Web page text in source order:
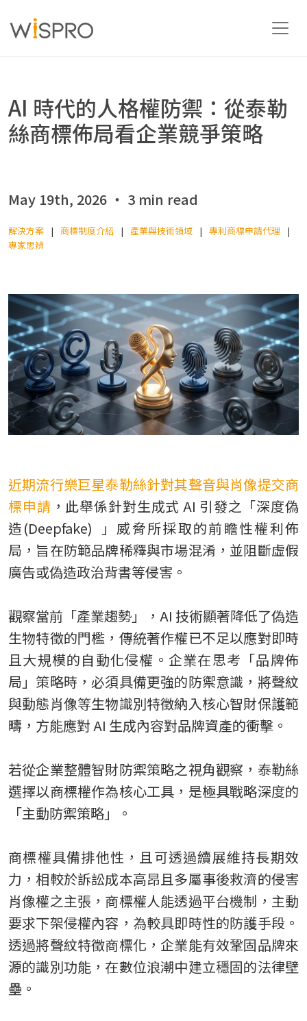
解決方案
關於
TW
聯絡我們
AI 時代的人格權防禦：從泰勒
絲商標佈局看企業競爭策略
May 19th, 2026 ‧ 3 min read
解決方案 商標制度介紹 產業與技術領域
專利商標申請代理
專家思辨
近期流行樂巨星泰勒絲針對其聲音與肖像提交商
標申請 ，此舉係針對生成式 AI 引發之「深度偽
造(Deepfake) 」威脅所採取的前瞻性權利佈
局，旨在防範品牌稀釋與市場混淆，並阻斷虛假
廣告或偽造政治背書等侵害。
觀察當前「產業趨勢」，AI 技術顯著降低了偽造
生物特徵的門檻，傳統著作權已不足以應對即時
且大規模的自動化侵權。企業在思考「品牌佈
局」策略時，必須具備更強的防禦意識，將聲紋
與動態肖像等生物識別特徵納入核心智財保護範
疇，方能應對 AI 生成內容對品牌資產的衝擊。
若從企業整體智財防禦策略之視角觀察，泰勒絲
選擇以商標權作為核心工具，是極具戰略深度的
「主動防禦策略」。
商標權具備排他性，且可透過續展維持長期效
力，相較於訴訟成本高昂且多屬事後救濟的侵害
肖像權之主張，商標權人能透過平台機制，主動
要求下架侵權內容，為較具即時性的防護手段。
透過將聲紋特徵商標化，企業能有效鞏固品牌來
源的識別功能，在數位浪潮中建立穩固的法律壁
壘。